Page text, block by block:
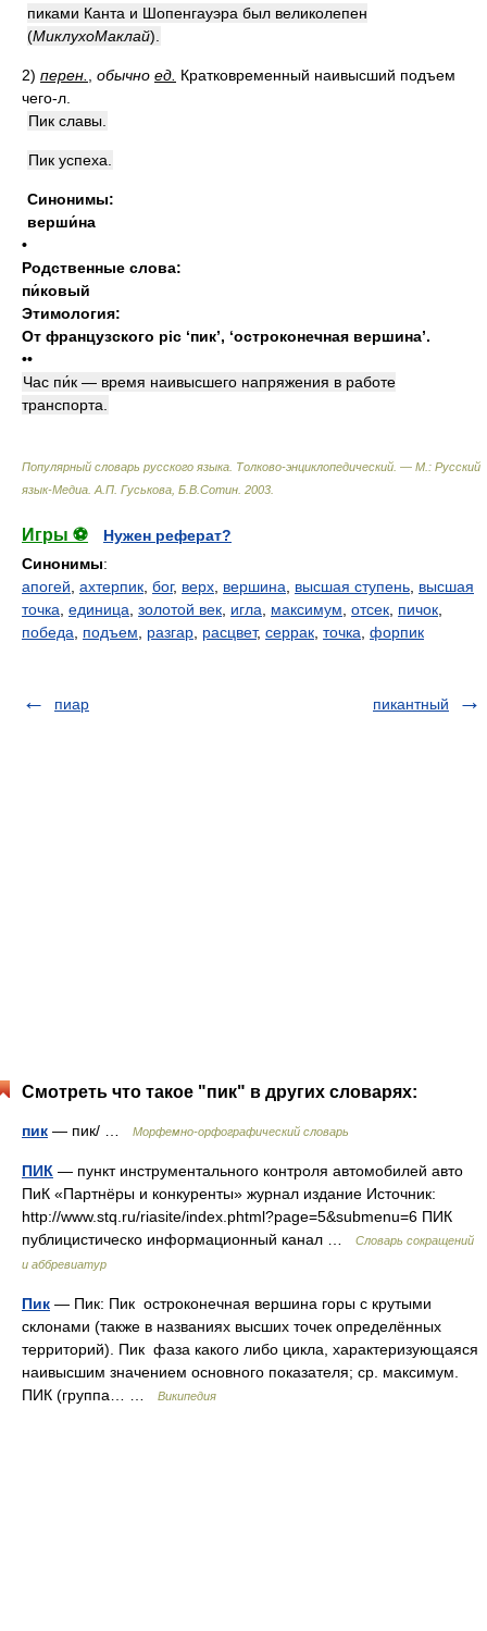
пиками Канта и Шопенгауэра был великолепен
(МиклухоМаклай)
2) перен. обычно ед. Кратковременный наивысший подъем
чего-л.
Пик славы.
Пик успеха.
Синонимы:
верши́на
•
Родственные слова:
пи́ковый
Этимология:
От французского pic ‘пик’, ‘остроконечная вершина’.
••
Час пи́к — время наивысшего напряжения в работе
транспорта.
Популярный словарь русского языка. Толково-энциклопедический. — М.: Русский
язык-Медиа А.П. Гуськова, Б.В.Сотин 2003
Игры ⚽
Нужен реферат?
Синонимы:
апогей ахтерпик бог, верх вершина высшая ступень высшая
точка единица золотой век игла максимум отсек пичок
победа
подъем разгар расцвет, серрак точка форпик
пиар пикантный
Смотреть что такое "пик" в других словарях:
пик — пик/ … Морфемно-орфографический словарь
ПИК — пункт инструментального контроля автомобилей авто
ПиК «Партнёры и конкуренты» журнал издание Источник:
http://www.stq.ru/riasite/index.phtml?page=5&submenu=6 ПИК
публицистическо информационный канал …
Словарь сокращений
и аббревиатур
Пик — Пик: Пик остроконечная вершина горы с крутыми
склонами (также в названиях высших точек определённых
территорий). Пик фаза какого либо цикла, характеризующаяся
наивысшим значением основного показателя; ср. максимум.
ПИК (группа… …
Википедия